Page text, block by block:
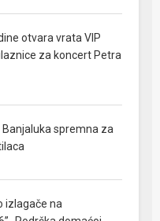
otvara vrata VIP
za koncert Petra
Banjaluka spremna za
izlagače na